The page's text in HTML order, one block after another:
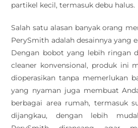
partikel kecil, termasuk debu halus.
Salah satu alasan banyak orang
PerySmith adalah desainnya yang
Dengan bobot yang lebih ringan
cleaner konvensional, produk ini
dioperasikan tanpa memerlukan
yang nyaman juga membuat
berbagai area rumah, termasuk
dijangkau, dengan lebih